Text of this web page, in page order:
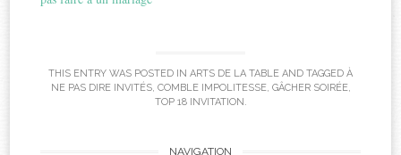
THIS ENTRY WAS POSTED IN ARTS DE LA TABLE AND TAGGED À
NE PAS DIRE INVITÉS, COMBLE IMPOLITESSE, GÂCHER SOIRÉE,
TOP 18 INVITATION.
NAVIGATION